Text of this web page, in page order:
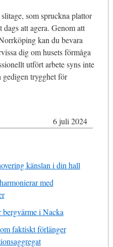
som spruckna plattor
att agera. Genom att
kan du bevara
dig om husets förmåga
utfört arbete syns inte
gedigen trygghet för
6 juli 2024
känslan i din hall
med
i Nacka
faktiskt förlänger